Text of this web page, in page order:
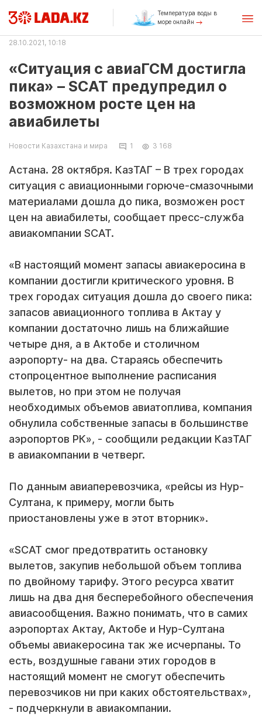
Температура воды в
море онлайн
28.10.2021, 10:18
«Ситуация с авиаГСМ достигла
пика» – SCAT предупредил о
возможном росте цен на
авиабилеты
Новости Казахстана и мира 1 3 168
Астана. 28 октября. КазТАГ – В трех городах
ситуация с авиационными горюче-смазочными
материалами дошла до пика, возможен рост
цен на авиабилеты, сообщает пресс-служба
авиакомпании SCAT.
«В настоящий момент запасы авиакеросина в
компании достигли критического уровня. В
трех городах ситуация дошла до своего пика:
запасов авиационного топлива в Актау у
компании достаточно лишь на ближайшие
четыре дня, а в Актобе и столичном
аэропорту- на два. Стараясь обеспечить
стопроцентное выполнение расписания
вылетов, но при этом не получая
необходимых объемов авиатоплива, компания
обнулила собственные запасы в большинстве
аэропортов РК», - сообщили редакции КазТАГ
в авиакомпании в четверг.
По данным авиаперевозчика, «рейсы из Нур-
Султана, к примеру, могли быть
приостановлены уже в этот вторник».
«SCAT смог предотвратить остановку
вылетов, закупив небольшой объем топлива
по двойному тарифу. Этого ресурса хватит
лишь на два дня бесперебойного обеспечения
авиасообщения. Важно понимать, что в самих
аэропортах Актау, Актобе и Нур-Султана
объемы авиакеросина так же исчерпаны. То
есть, воздушные гавани этих городов в
настоящий момент не смогут обеспечить
перевозчиков ни при каких обстоятельствах»,
- подчеркнули в авиакомпании.